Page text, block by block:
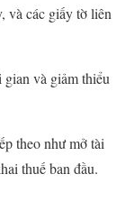
và các giấy tờ liên
và giảm thiểu
theo như mở tài
thuế ban đầu.